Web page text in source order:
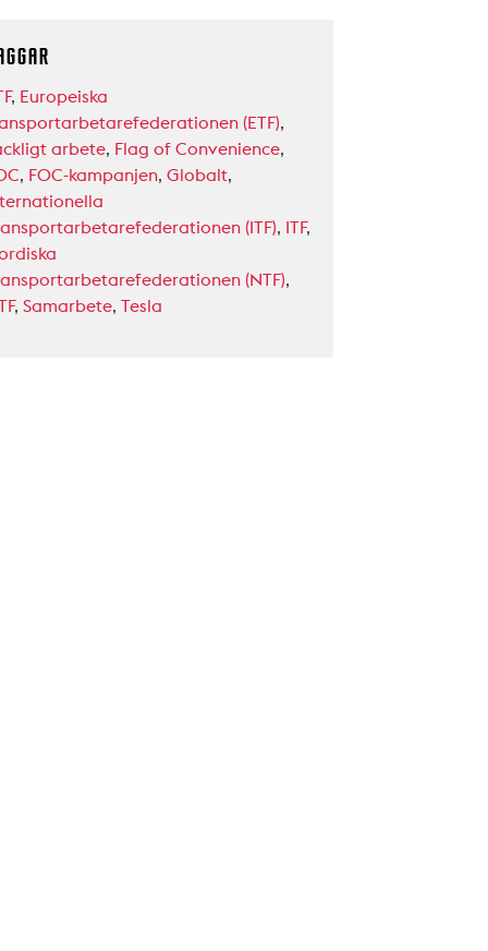
, Europeiska
(ETF),
arbete, Flag of Convenience,
, FOC-kampanjen, Globalt,
(ITF), ITF,
(NTF),
, Samarbete, Tesla